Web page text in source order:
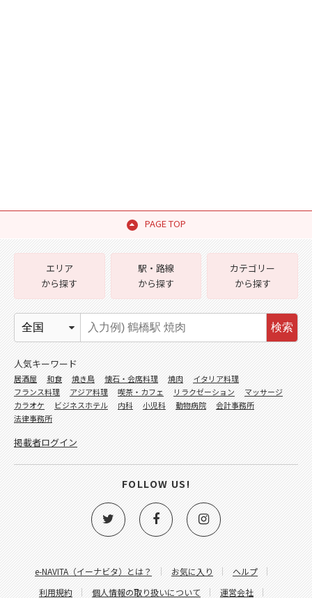
PAGE TOP
e-NAVITA（イーナビタ）とは？ お気に入り
ヘルプ
利用規約
個人情報の取り扱いについて 運営会社
エリア
から探す
駅・路線
から探す
カテゴリー
から探す
検索
人気キーワード
居酒屋 和食 焼き鳥 懐石・会席料理 焼肉
イタリア料理
フランス料理
アジア料理 喫茶・カフェ リラクゼーション
マッサージ
カラオケ
ビジネスホテル 内科 小児科 動物病院
会計事務所
法律事務所
掲載者ログイン
FOLLOW US!